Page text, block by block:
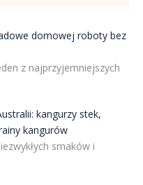
domowej roboty bez
z najprzyjemniejszych
kangurzy stek,
kangurów
smaków i